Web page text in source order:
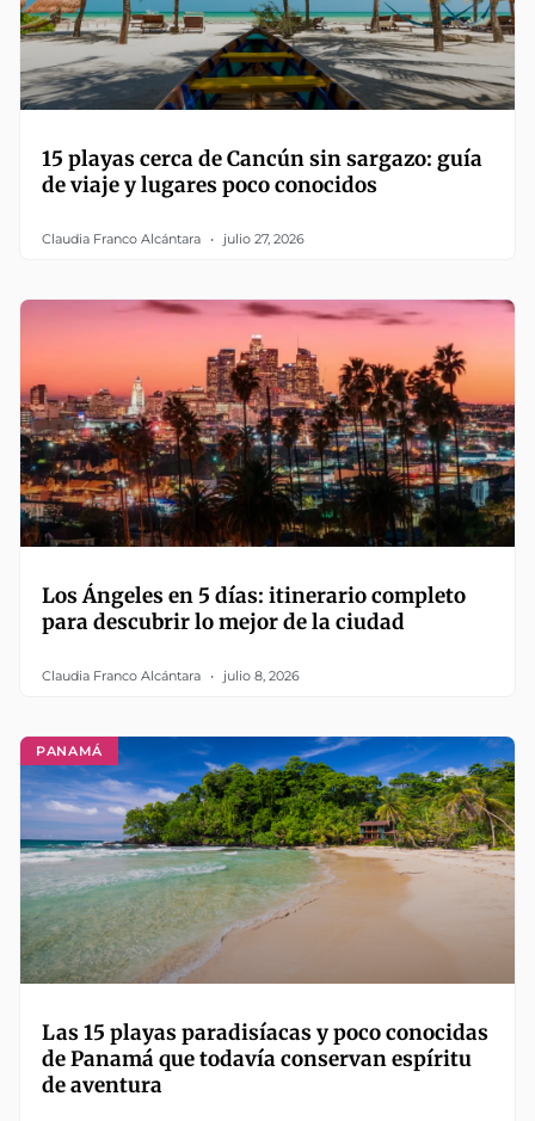
15 playas cerca de Cancún sin sargazo: guía
de viaje y lugares poco conocidos
Claudia Franco Alcántara julio 27, 2026
Los Ángeles en 5 días: itinerario completo
para descubrir lo mejor de la ciudad
Claudia Franco Alcántara julio 8, 2026
PANAMÁ
Las 15 playas paradisíacas y poco conocidas
de Panamá que todavía conservan espíritu
de aventura